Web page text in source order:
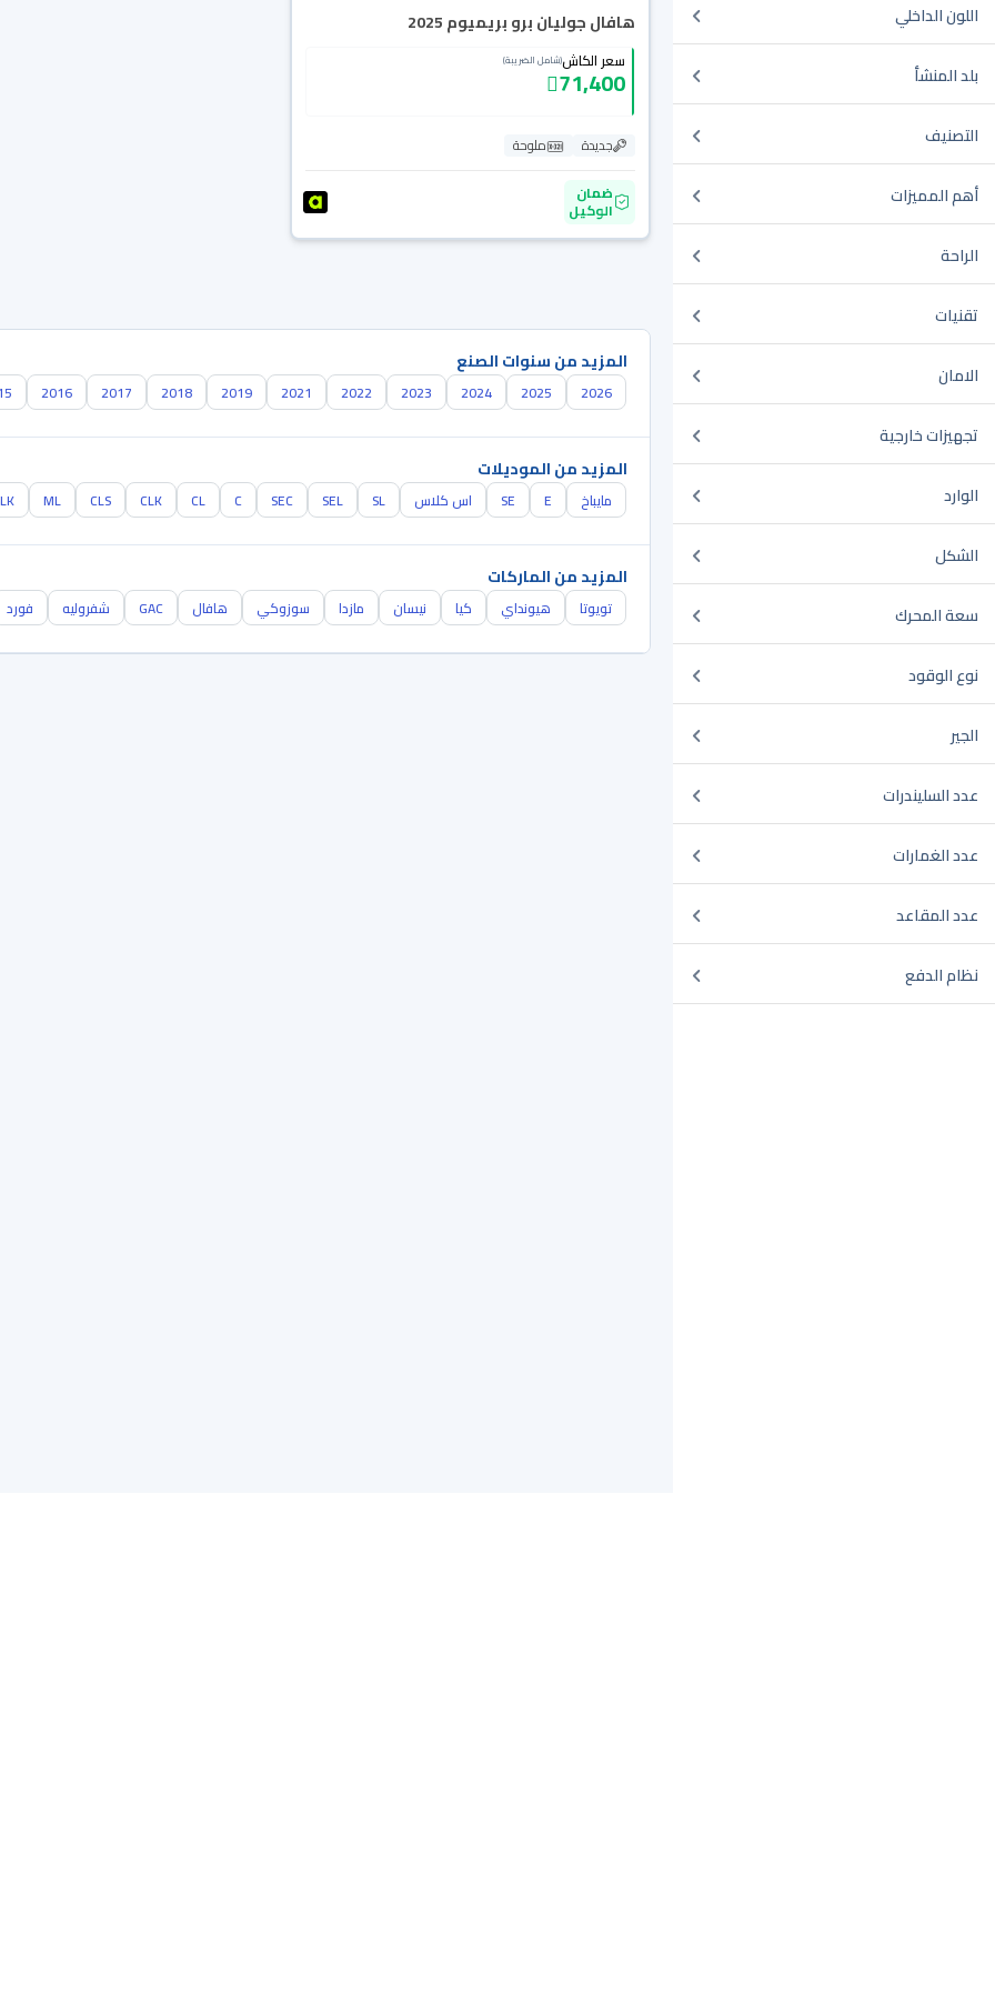
اللون الداخلي
بلد المنشأ
التصنيف
أهم المميزات
الراحة
تقنيات
الامان
تجهيزات خارجية
الوارد
الشكل
سعة المحرك
نوع الوقود
الجير
عدد السليندرات
عدد الغمارات
عدد المقاعد
نظام الدفع
هافال جوليان برو بريميوم 2025
سعر الكاش(شامل الضريبة)
71,400
جديدة
ملوحة
ضمان
الوكيل
المزيد من سنوات الصنع
2026
2025
2024
2023
2022
2021
2019
2018
2017
2016
المزيد من الموديلات
مايباخ E
SE اس كلاس SL
SEL
SEC
C
CL
CLK
CLS
ML
المزيد من الماركات
تويوتا هيونداي كيا نيسان مازدا سوزوكي هافال GAC شفروليه فورد